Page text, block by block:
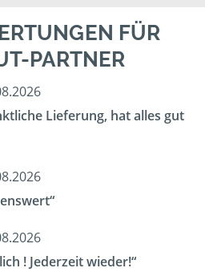
FÜR
PARTNER
Lieferung, hat alles gut
! Jederzeit wieder!